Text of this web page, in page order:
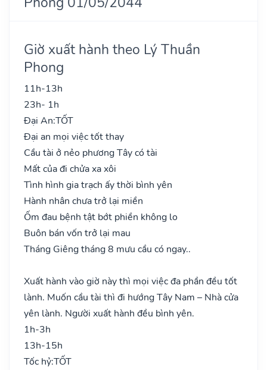
Giờ xuất hành theo Lý Thuần
Phong
11h-13h
23h- 1h
Đại An:TỐT
Đại an mọi việc tốt thay
Cầu tài ở nẻo phương Tây có tài
Mất của đi chửa xa xôi
Tình hình gia trạch ấy thời bình yên
Hành nhân chưa trở lại miền
Ốm đau bệnh tật bớt phiền không lo
Buôn bán vốn trở lại mau
Tháng Giêng tháng 8 mưu cầu có ngay..
Xuất hành vào giờ này thì mọi việc đa phần đều tốt
lành. Muốn cầu tài thì đi hướng Tây Nam – Nhà cửa
yên lành. Người xuất hành đều bình yên.
1h-3h
13h-15h
Tốc hỷ:TỐT